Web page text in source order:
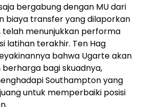
bergabung dengan MU dari
biaya transfer yang dilaporkan
telah menunjukkan performa
latihan terakhir. Ten Hag
bahwa Ugarte akan
bagi skuadnya,
Southampton yang
untuk memperbaiki posisi